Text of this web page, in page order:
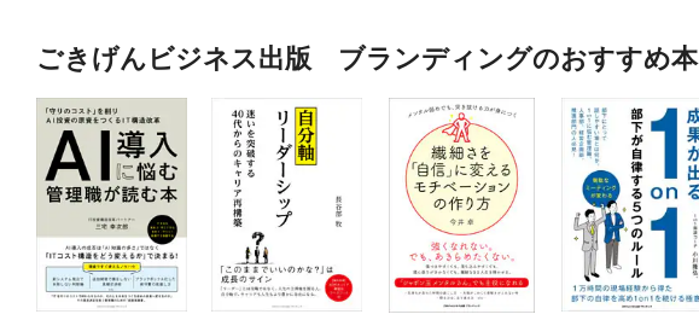
ごきげんビジネス出版 ブランディングのおすすめ本